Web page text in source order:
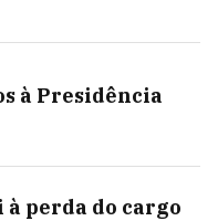
à Presidência
à perda do cargo